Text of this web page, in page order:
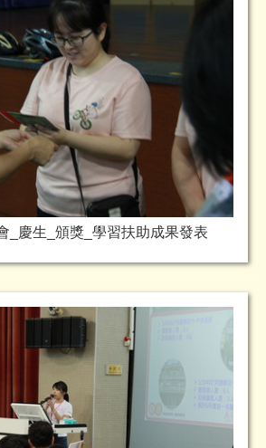
_慶生_頒獎_學習扶助成果發表